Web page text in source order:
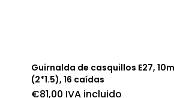
Guirnalda de casquillos E27,
(2*1.5), 16 caídas
€81,00 IVA incluido